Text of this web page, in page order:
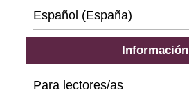
Español (España)
Información
Para lectores/as